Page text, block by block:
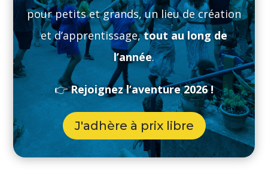
pour petits et grands, un lieu de création
et d’apprentissage,tout au long de
l’année.
👉Rejoignez l’aventure 2026 !
J'adhère à prix libre